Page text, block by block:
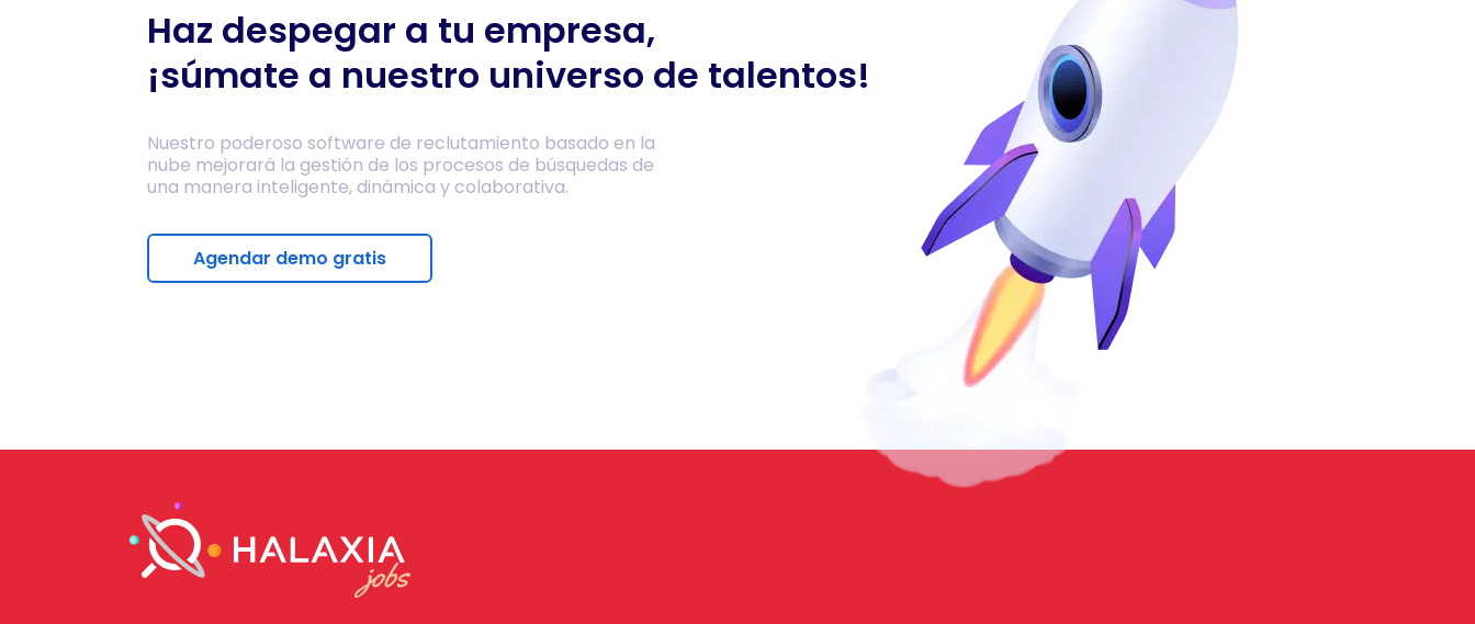
Haz despegar a tu empresa,
¡súmate a nuestro universo de talentos!
Nuestro poderoso software de reclutamiento basado en la
nube mejorará la gestión de los procesos de búsquedas de
una manera inteligente, dinámica y colaborativa.
Agendar demo gratis